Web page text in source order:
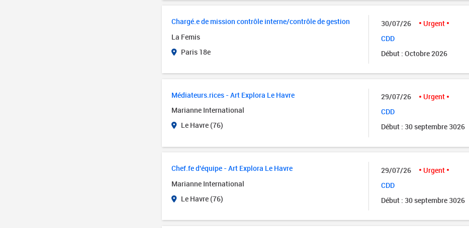
Chargé.e de mission contrôle interne/contrôle de gestion
La Femis
Paris 18e
30/07/26
Urgent
CDD
Début : Octobre 2026
Médiateurs.rices - Art Explora Le Havre
Marianne International
Le Havre (76)
29/07/26
Urgent
CDD
Début : 30 septembre 3026
Chef.fe d'équipe - Art Explora Le Havre
Marianne International
Le Havre (76)
29/07/26
Urgent
CDD
Début : 30 septembre 3026